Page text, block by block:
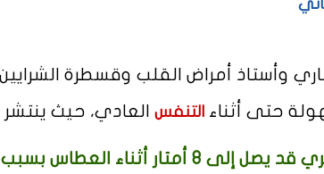
وأستاذ أمراض القلب وقسطرة الشرايين،
حتى أثناء التنفس العادي، حيث ينتشر
أثناء العطاس بسبب سرعة اندفاع الهواء